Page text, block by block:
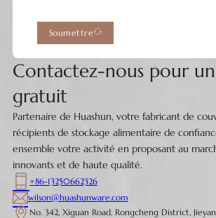
Contactez-nous pour
gratuit
Partenaire de Huashun, votre fabricant de
récipients de stockage alimentaire de
ensemble votre activité en proposant au
innovants et de haute qualité.
+86-13250662326
wilson@huashunware.com
No. 342, Xiguan Road, Rongcheng District,
Soumettre